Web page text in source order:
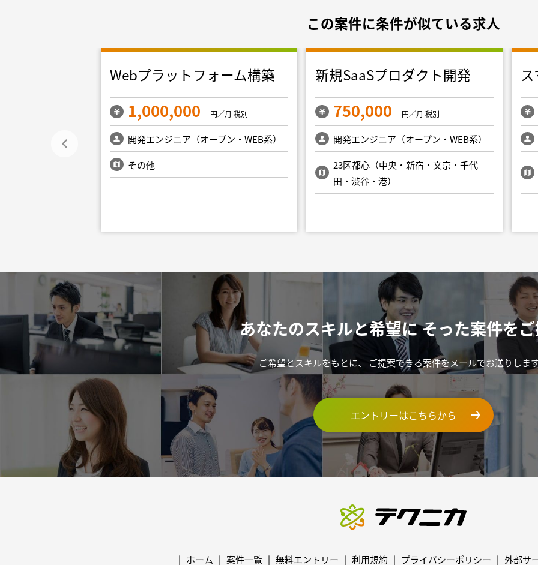
この案件に条件が似ている求人
プン・WEB系）
Webプラットフォーム構築
1,000,000 円／月 税別
開発エンジニア（オープン・WEB系）
その他
新規SaaSプロダクト開発
750,000 円／月 税別
開発エンジニア（オープン・WEB系）
23区都心（中央・新宿・文京・千代
田・渋谷・港）
あなたのスキルと希望にそった案件を
ご希望とスキルをもとに、 ご提案できる案件をメールでお送りしま
エントリーはこちらから
ホーム 案件一覧 無料エントリー 利用規約 プライバシーポリシー 外部サ